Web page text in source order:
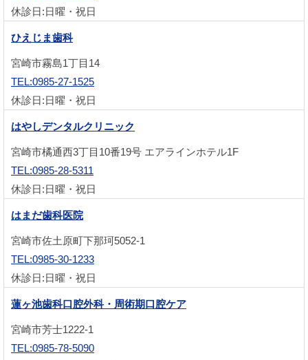
休診日:日曜・祝日
ひえじま歯科
宮崎市霧島1丁目14
TEL:0985-27-1525
休診日:日曜・祝日
はやしデンタルクリニック
宮崎市橘通西3丁目10番19号 エアラインホテル1F
TEL:0985-28-5311
休診日:日曜・祝日
はまだ歯科医院
宮崎市佐土原町下那珂5052-1
TEL:0985-30-1233
休診日:日曜・祝日
蓮ヶ池歯科口腔外科・周術期口腔ケア
宮崎市芳士1222-1
TEL:0985-78-5090